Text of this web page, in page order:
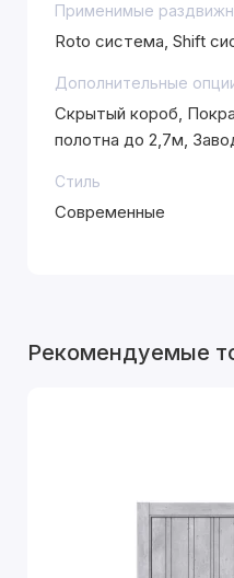
Применимые
Roto система, Shift
Дополнительные
Скрытый короб,
полотна до 2,7м,
Стиль
Современные
Рекомендуемые